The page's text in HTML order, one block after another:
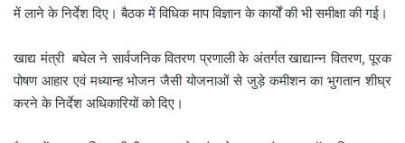
में लाने के निर्देश दिए। बैठक में विधिक माप विज्ञान के कार्यों की भी समीक्षा की गई।
खाद्य मंत्री बघेल ने सार्वजनिक वितरण प्रणाली के अंतर्गत खाद्यान्न वितरण, पूरक
पोषण आहार एवं मध्यान्ह भोजन जैसी योजनाओं से जुड़े कमीशन का भुगतान शीघ्र
करने के निर्देश अधिकारियों को दिए।